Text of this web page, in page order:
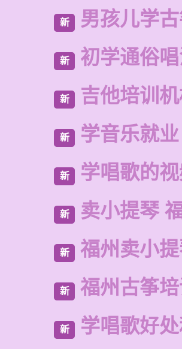
新 男孩儿学
新 初学通俗
新 吉他培训
新 学音乐就业
新 学唱歌的
新 卖小提琴
新 福州卖小
新 福州古筝
新 学唱歌好